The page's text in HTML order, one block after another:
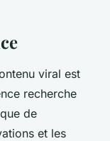
viral est
recherche
de
et les